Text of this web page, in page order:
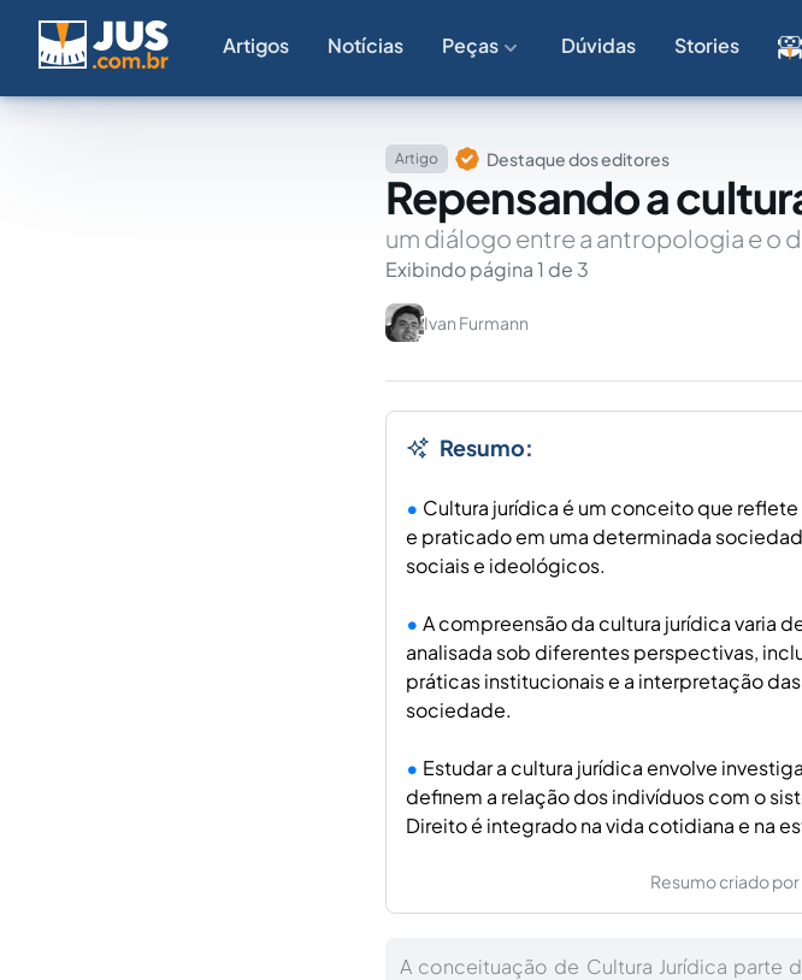
Artigos Notícias Peças Dúvidas Stories
Artigo Destaque dos editores
Repensando a
um diálogo entre a antropologia e o
Exibindo página 1 de 3
Ivan Furmann
Resumo:
Cultura jurídica é um conceito que
e praticado em uma determinada
sociais e ideológicos.
A compreensão da cultura jurídica varia
analisada sob diferentes perspectivas,
práticas institucionais e a interpretação
sociedade.
Estudar a cultura jurídica envolve
definem a relação dos indivíduos com o
Direito é integrado na vida cotidiana e na
Resumo criado por
A conceituação de Cultura Jurídica